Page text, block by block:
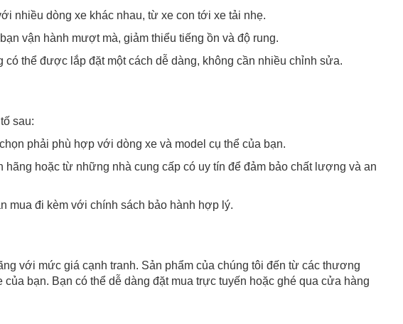
nhiều dòng xe khác nhau, từ xe con tới xe tải nhẹ.
vận hành mượt mà, giảm thiểu tiếng ồn và độ rung.
thể được lắp đặt một cách dễ dàng, không cần nhiều chỉnh sửa.
sau:
phải phù hợp với dòng xe và model cụ thể của bạn.
hoặc từ những nhà cung cấp có uy tín để đảm bảo chất lượng và an
mua đi kèm với chính sách bảo hành hợp lý.
với mức giá cạnh tranh. Sản phẩm của chúng tôi đến từ các thương
bạn. Bạn có thể dễ dàng đặt mua trực tuyến hoặc ghé qua cửa hàng